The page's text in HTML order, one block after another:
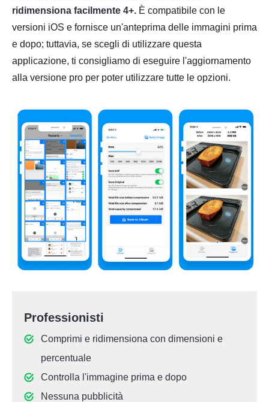
ridimensiona facilmente 4+. È compatibile con le
versioni iOS e fornisce un'anteprima delle immagini prima
e dopo; tuttavia, se scegli di utilizzare questa
applicazione, ti consigliamo di eseguire l'aggiornamento
alla versione pro per poter utilizzare tutte le opzioni.
Professionisti
Comprimi e ridimensiona con dimensioni e
percentuale
Controlla l'immagine prima e dopo
Nessuna pubblicità